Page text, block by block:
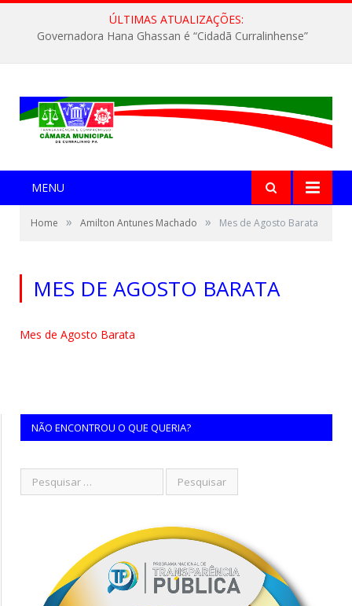
ÚLTIMAS ATUALIZAÇÕES:
Governadora Hana Ghassan é “Cidadã Curralinhense”
MENU
Home » Amilton Antunes Machado » Mes de Agosto Barata
MES DE AGOSTO BARATA
Mes de Agosto Barata
NÃO ENCONTROU O QUE QUERIA?